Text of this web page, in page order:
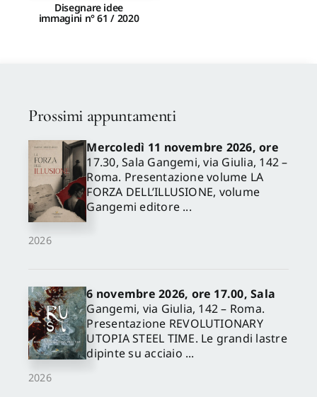
Disegnare idee
immagini n° 61 / 2020
Prossimi appuntamenti
2026
Mercoledì 11 novembre 2026, ore
17.30, Sala Gangemi, via Giulia, 142 –
Roma. Presentazione volume LA
FORZA DELL’ILLUSIONE, volume
Gangemi editore ...
2026
6 novembre 2026, ore 17.00, Sala
Gangemi, via Giulia, 142 – Roma.
Presentazione REVOLUTIONARY
UTOPIA STEEL TIME. Le grandi lastre
dipinte su acciaio ...